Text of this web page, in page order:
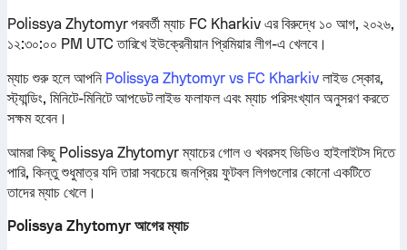
Polissya Zhytomyr পরবর্তী ম্যাচ FC Kharkiv এর বিরুদ্ধে ১০ আগ, ২০২৬,
১২:৩০:০০ PM UTC তারিখে ইউক্রেনীয়ান প্রিমিয়ার লীগ-এ খেলবে।
ম্যাচ শুরু হলে আপনি Polissya Zhytomyr vs FC Kharkivলাইভ স্কোর,
স্ট্যান্ডিং, মিনিটে-মিনিটে আপডেট লাইভ ফলাফল এবং ম্যাচ পরিসংখ্যান অনুসরণ করতে
সক্ষম হবেন।
আমরা কিছু Polissya Zhytomyr ম্যাচের গোল ও খবরসহ ভিডিও হাইলাইটস দিতে
পারি, কিন্তু শুধুমাত্র যদি তারা সবচেয়ে জনপ্রিয় ফুটবল লিগগুলোর কোনো একটিতে
তাদের ম্যাচ খেলে।
Polissya Zhytomyr আগের ম্যাচ